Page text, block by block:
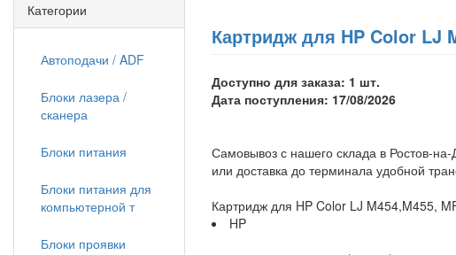
Картридж для HP Color LJ
Доступно для заказа: 1 шт.
Дата поступления: 17/08/2026
Самовывоз с нашего склада в Ростов-на-
или доставка до терминала удобной
Картридж для HP Color LJ M454,M455,
HP
Категории
Автоподачи / ADF
Блоки лазера /
сканера
Блоки питания
Блоки питания для
компьютерной т
Блоки проявки